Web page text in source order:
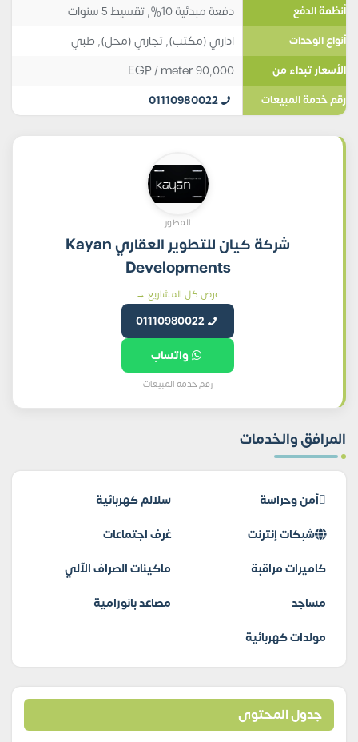
أنظمة الدفع دفعة مبدئية 10%, تقسيط 5 سنوات
أنواع الوحدات اداري (مكتب),تجاري (محل),طبي
الأسعار تبداء من 90,000
EGP/ meter
رقم خدمة المبيعات 01110980022
المطور
شركة كيان للتطوير العقاري Kayan
Developments
عرض كل المشاريع →
01110980022
واتساب
رقم خدمة المبيعات
المرافق والخدمات
أمن وحراسة
سلالم كهربائية
شبكات إنترنت
غرف اجتماعات
كاميرات مراقبة
ماكينات الصراف الآلي
مساجد
مصاعد بانورامية
مولدات كهربائية
جدول المحتوى